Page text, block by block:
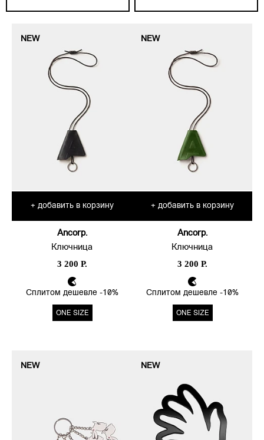
NEW
+ добавить в корзину
Ancorp.
Ключница
3 200 Р.
Сплитом дешевле -10%
ONE SIZE
NEW
+ добавить в корзину
Ancorp.
Ключница
3 200 Р.
Сплитом дешевле -10%
ONE SIZE
NEW NEW